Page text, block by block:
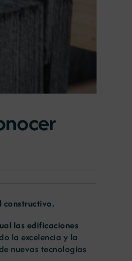
constructivo.
las edificaciones
la excelencia y la
nuevas tecnologías